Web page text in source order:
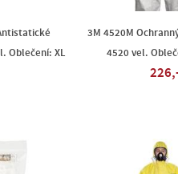
Oblečení: XL
3M 4520M
4520 vel.